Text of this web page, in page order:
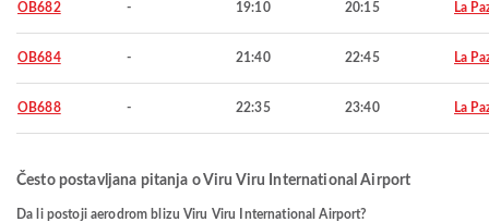
OB682 - 19:10 20:15 La
OB684 - 21:40 22:45 La
OB688 - 22:35 23:40 La
Često postavljana pitanja o Viru Viru International Airport
Da li postoji aerodrom blizu Viru Viru International Airport?